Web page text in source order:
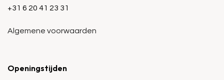
+31 6 20 41 23 31
Algemene voorwaarden
Openingstijden